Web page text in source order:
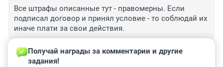
Все штрафы описанные тут - правомерны. Если
подписал договор и принял условие - то соблюдай их
иначе плати за свои действия.
ОТВЕТИТЬ
Гость
Получай награды за комментарии и другие
задания!